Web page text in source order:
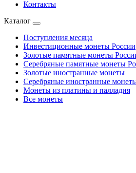
Контакты
Каталог
Поступления месяца
Инвестиционные монеты России
Золотые памятные монеты
Серебряные памятные монеты
Золотые иностранные монеты
Серебряные иностранные
Монеты из платины и палладия
Все монеты